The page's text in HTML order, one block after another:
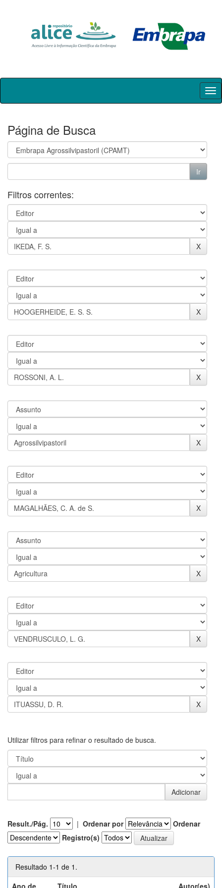
Skip
Página de Busca
Filtros correntes:
Utilizar filtros para refinar o resultado de busca.
Result./Pág. | Ordenar por
Ordenar
Registro(s)
Resultado 1-1 de 1.
Ano de
Título Autor(es)